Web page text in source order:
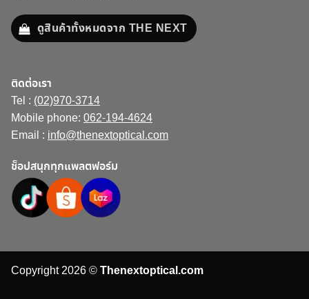
ดูสินค้าทั้งหมดจาก THE NEXT
ติดต่อเรา
Tel : (02)970-3714
Mobile phone: 062-194-4624
Email : info@thenextoptical.com
ช็อปสนุกทุกแพลตฟอร์ม
Copyright 2026 ©Thenextoptical.com